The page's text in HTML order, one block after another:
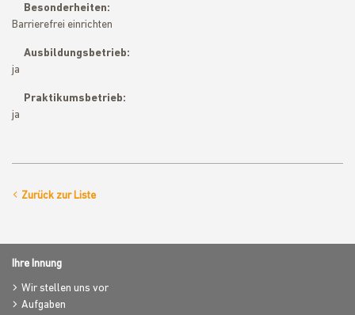
Besonderheiten:
Barrierefrei einrichten
Ausbildungsbetrieb:
ja
Praktikumsbetrieb:
ja
Zurück zur Liste
Ihre Innung
Wir stellen uns vor
Aufgaben